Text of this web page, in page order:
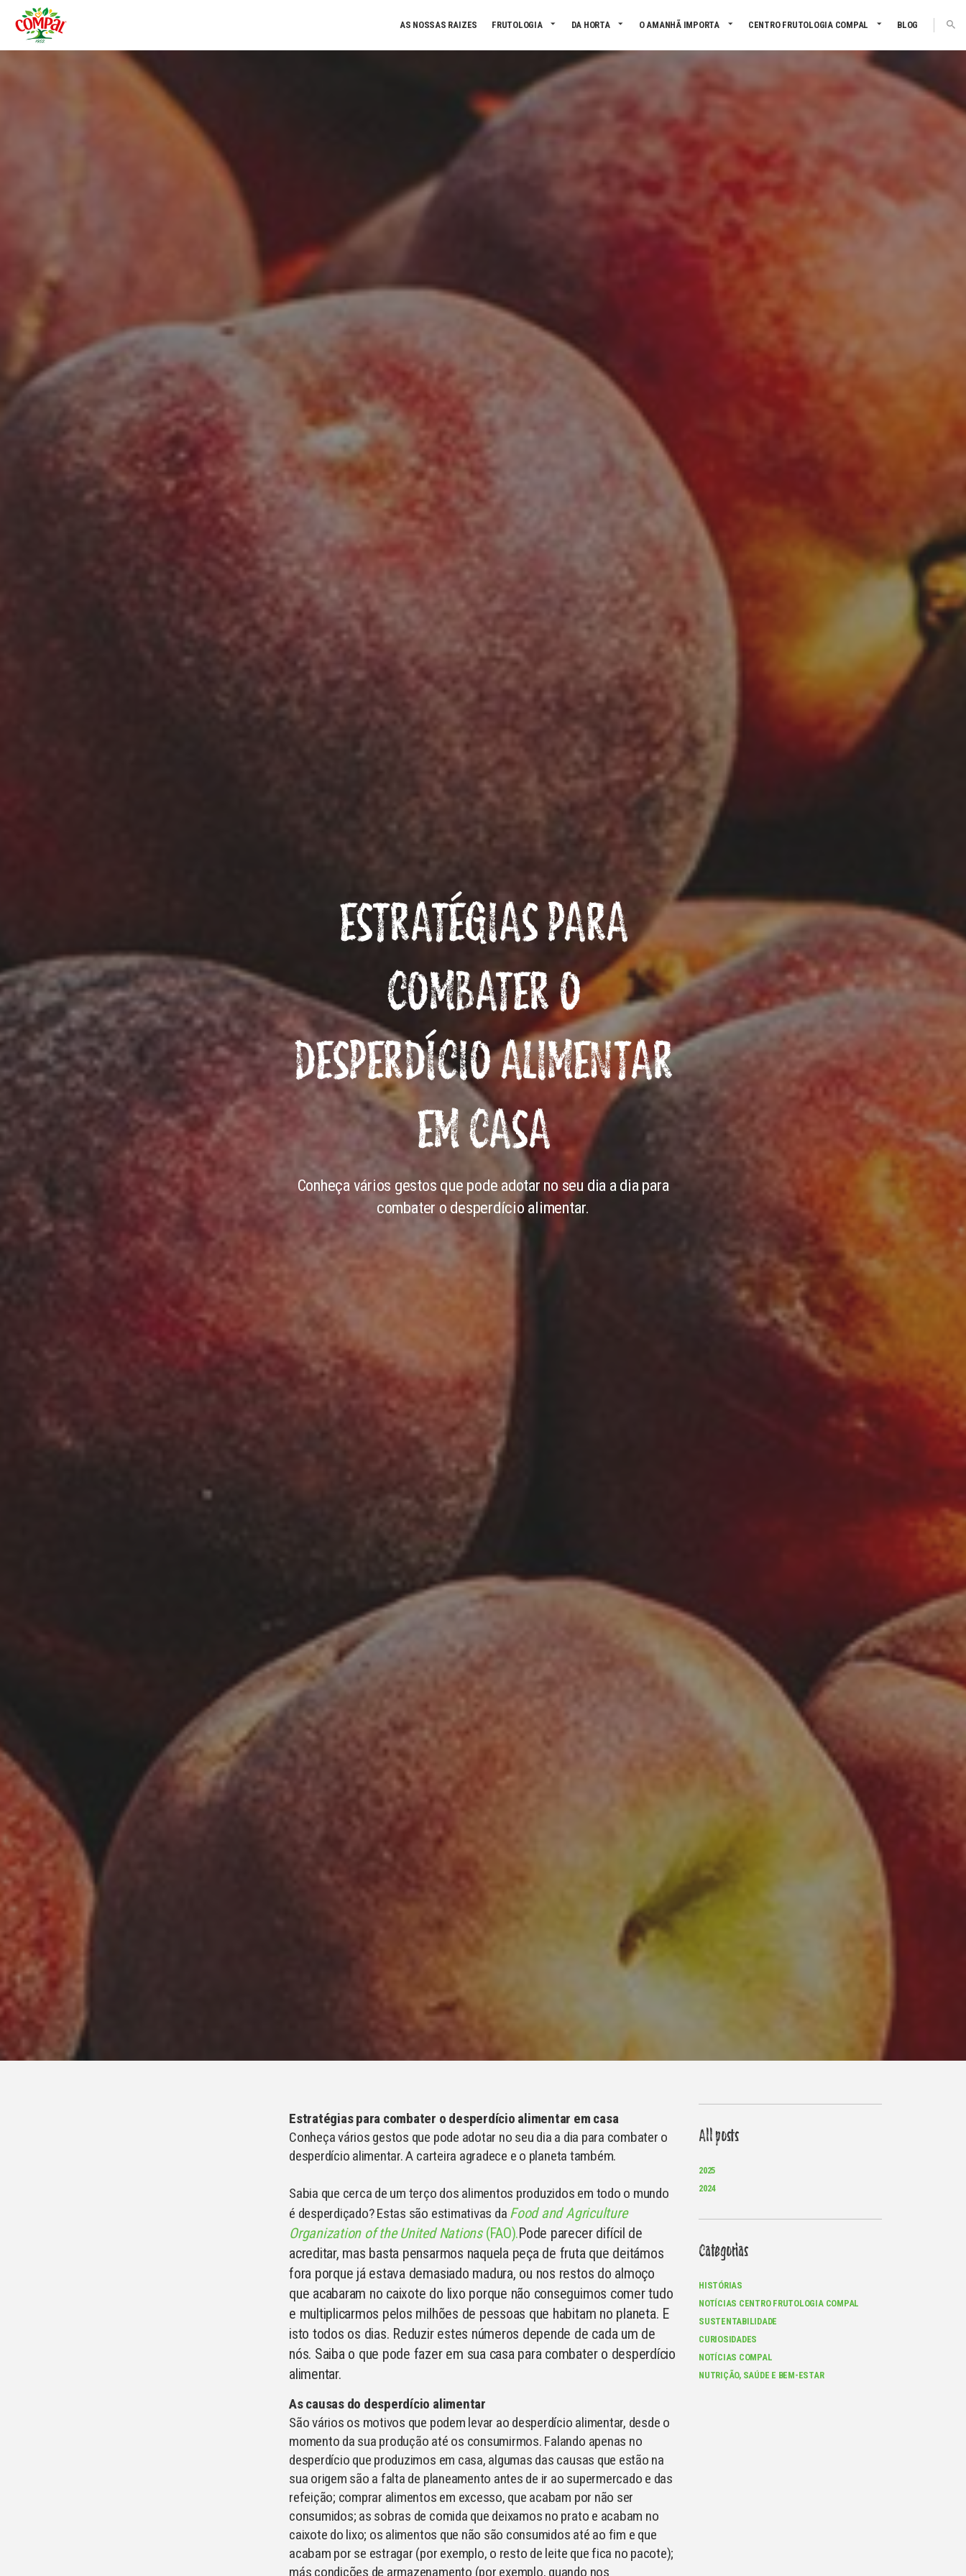
AS NOSSAS RAIZES FRUTOLOGIA DA HORTA O AMANHÃ IMPORTA CENTRO FRUTOLOGIA COMPAL BLOG
ESTRATÉGIAS PARA
COMBATER O
DESPERDÍCIO ALIMENTAR
EM CASA
Conheça vários gestos que pode adotar no seu dia a dia para
combater o desperdício alimentar.
Estratégias para combater o desperdício alimentar em casa
Conheça vários gestos que pode adotar no seu dia a dia para combater o
desperdício alimentar. A carteira agradece e o planeta também.
Sabia que cerca de um terço dos alimentos produzidos em todo o mundo
é desperdiçado? Estas são estimativas da Food and Agriculture
Organization of the United Nations(FAO).Pode parecer difícil de
acreditar, mas basta pensarmos naquela peça de fruta que deitámos
fora porque já estava demasiado madura, ou nos restos do almoço
que acabaram no caixote do lixo porque não conseguimos comer tudo
e multiplicarmos pelos milhões de pessoas que habitam no planeta. E
isto todos os dias. Reduzir estes números depende de cada um de
nós. Saiba o que pode fazer em sua casa para combater o desperdício
alimentar.
As causas do desperdício alimentar
São vários os motivos que podem levar ao desperdício alimentar, desde o
momento da sua produção até os consumirmos. Falando apenas no
desperdício que produzimos em casa, algumas das causas que estão na
sua origem são a falta de planeamento antes de ir ao supermercado e das
refeição; comprar alimentos em excesso, que acabam por não ser
consumidos; as sobras de comida que deixamos no prato e acabam no
caixote do lixo; os alimentos que não são consumidos até ao fim e que
acabam por se estragar (por exemplo, o resto de leite que fica no pacote);
más condições de armazenamento (por exemplo, quando nos
All posts
2025
2024
Categorias
HISTÓRIAS
NOTÍCIAS CENTRO FRUTOLOGIA COMPAL
SUSTENTABILIDADE
CURIOSIDADES
NOTÍCIAS COMPAL
NUTRIÇÃO, SAÚDE E BEM-ESTAR